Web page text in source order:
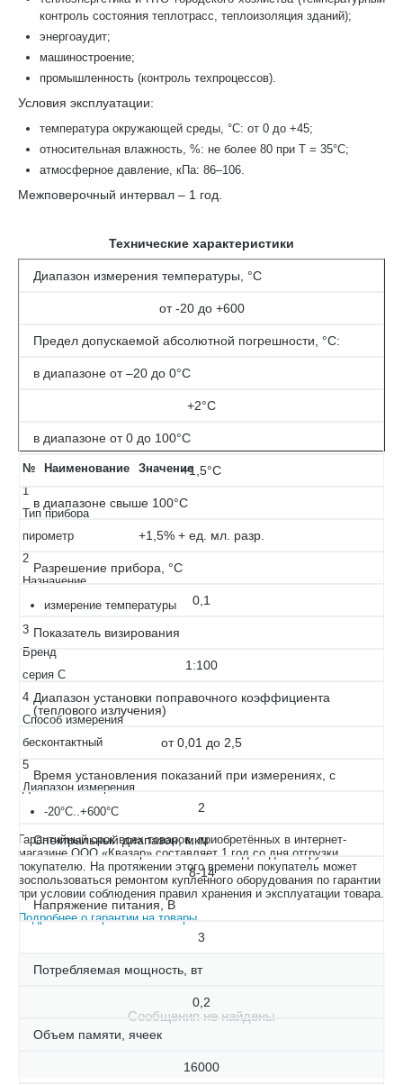
контроль состояния теплотрасс, теплоизоляция зданий);
энергоаудит;
машиностроение;
промышленность (контроль техпроцессов).
Условия эксплуатации:
температура окружающей среды, °С: от 0 до +45;
относительная влажность, %: не более 80 при T = 35°С;
атмосферное давление, кПа: 86–106.
Межповерочный интервал – 1 год.
Технические характеристики
Диапазон измерения температуры, °С
от -20 до +600
Предел допускаемой абсолютной погрешности, °С:
в диапазоне от –20 до 0°С
+2°С
в диапазоне от 0 до 100°С
+1,5°С
в диапазоне свыше 100°С
+1,5% + ед. мл. разр.
Разрешение прибора, °С
0,1
Показатель визирования
1:100
Диапазон установки поправочного коэффициента
(теплового излучения)
от 0,01 до 2,5
Время установления показаний при измерениях, с
2
Спектральный диапазон, мкм
8-14
Напряжение питания, В
3
Потребляемая мощность, вт
0,2
Объем памяти, ячеек
16000
№ Наименование
Значение
1
Тип прибора
пирометр
2
Назначение
измерение температуры
3
Бренд
серия С
4
Способ измерения
бесконтактный
5
Диапазон измерения
-20°С..+600°С
Гарантийный срок всех товаров, приобретённых в интернет-
магазине ООО «Квазар» составляет 1 год со дня отгрузки
покупателю. На протяжении этого времени покупатель может
воспользоваться ремонтом купленного оборудования по гарантии
при условии соблюдения правил хранения и эксплуатации товара.
Подробнее о гарантии на товары
Сообщения не найдены